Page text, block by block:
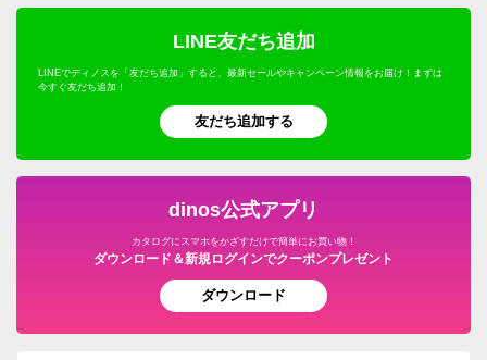
LINE友だち追加
LINEでディノスを「友だち追加」すると、最新セールやキャンペーン情報をお届け！まずは
今すぐ友だち追加！
友だち追加する
dinos公式アプリ
カタログにスマホをかざすだけで簡単にお買い物！
ダウンロード＆新規ログインでクーポンプレゼント
ダウンロード